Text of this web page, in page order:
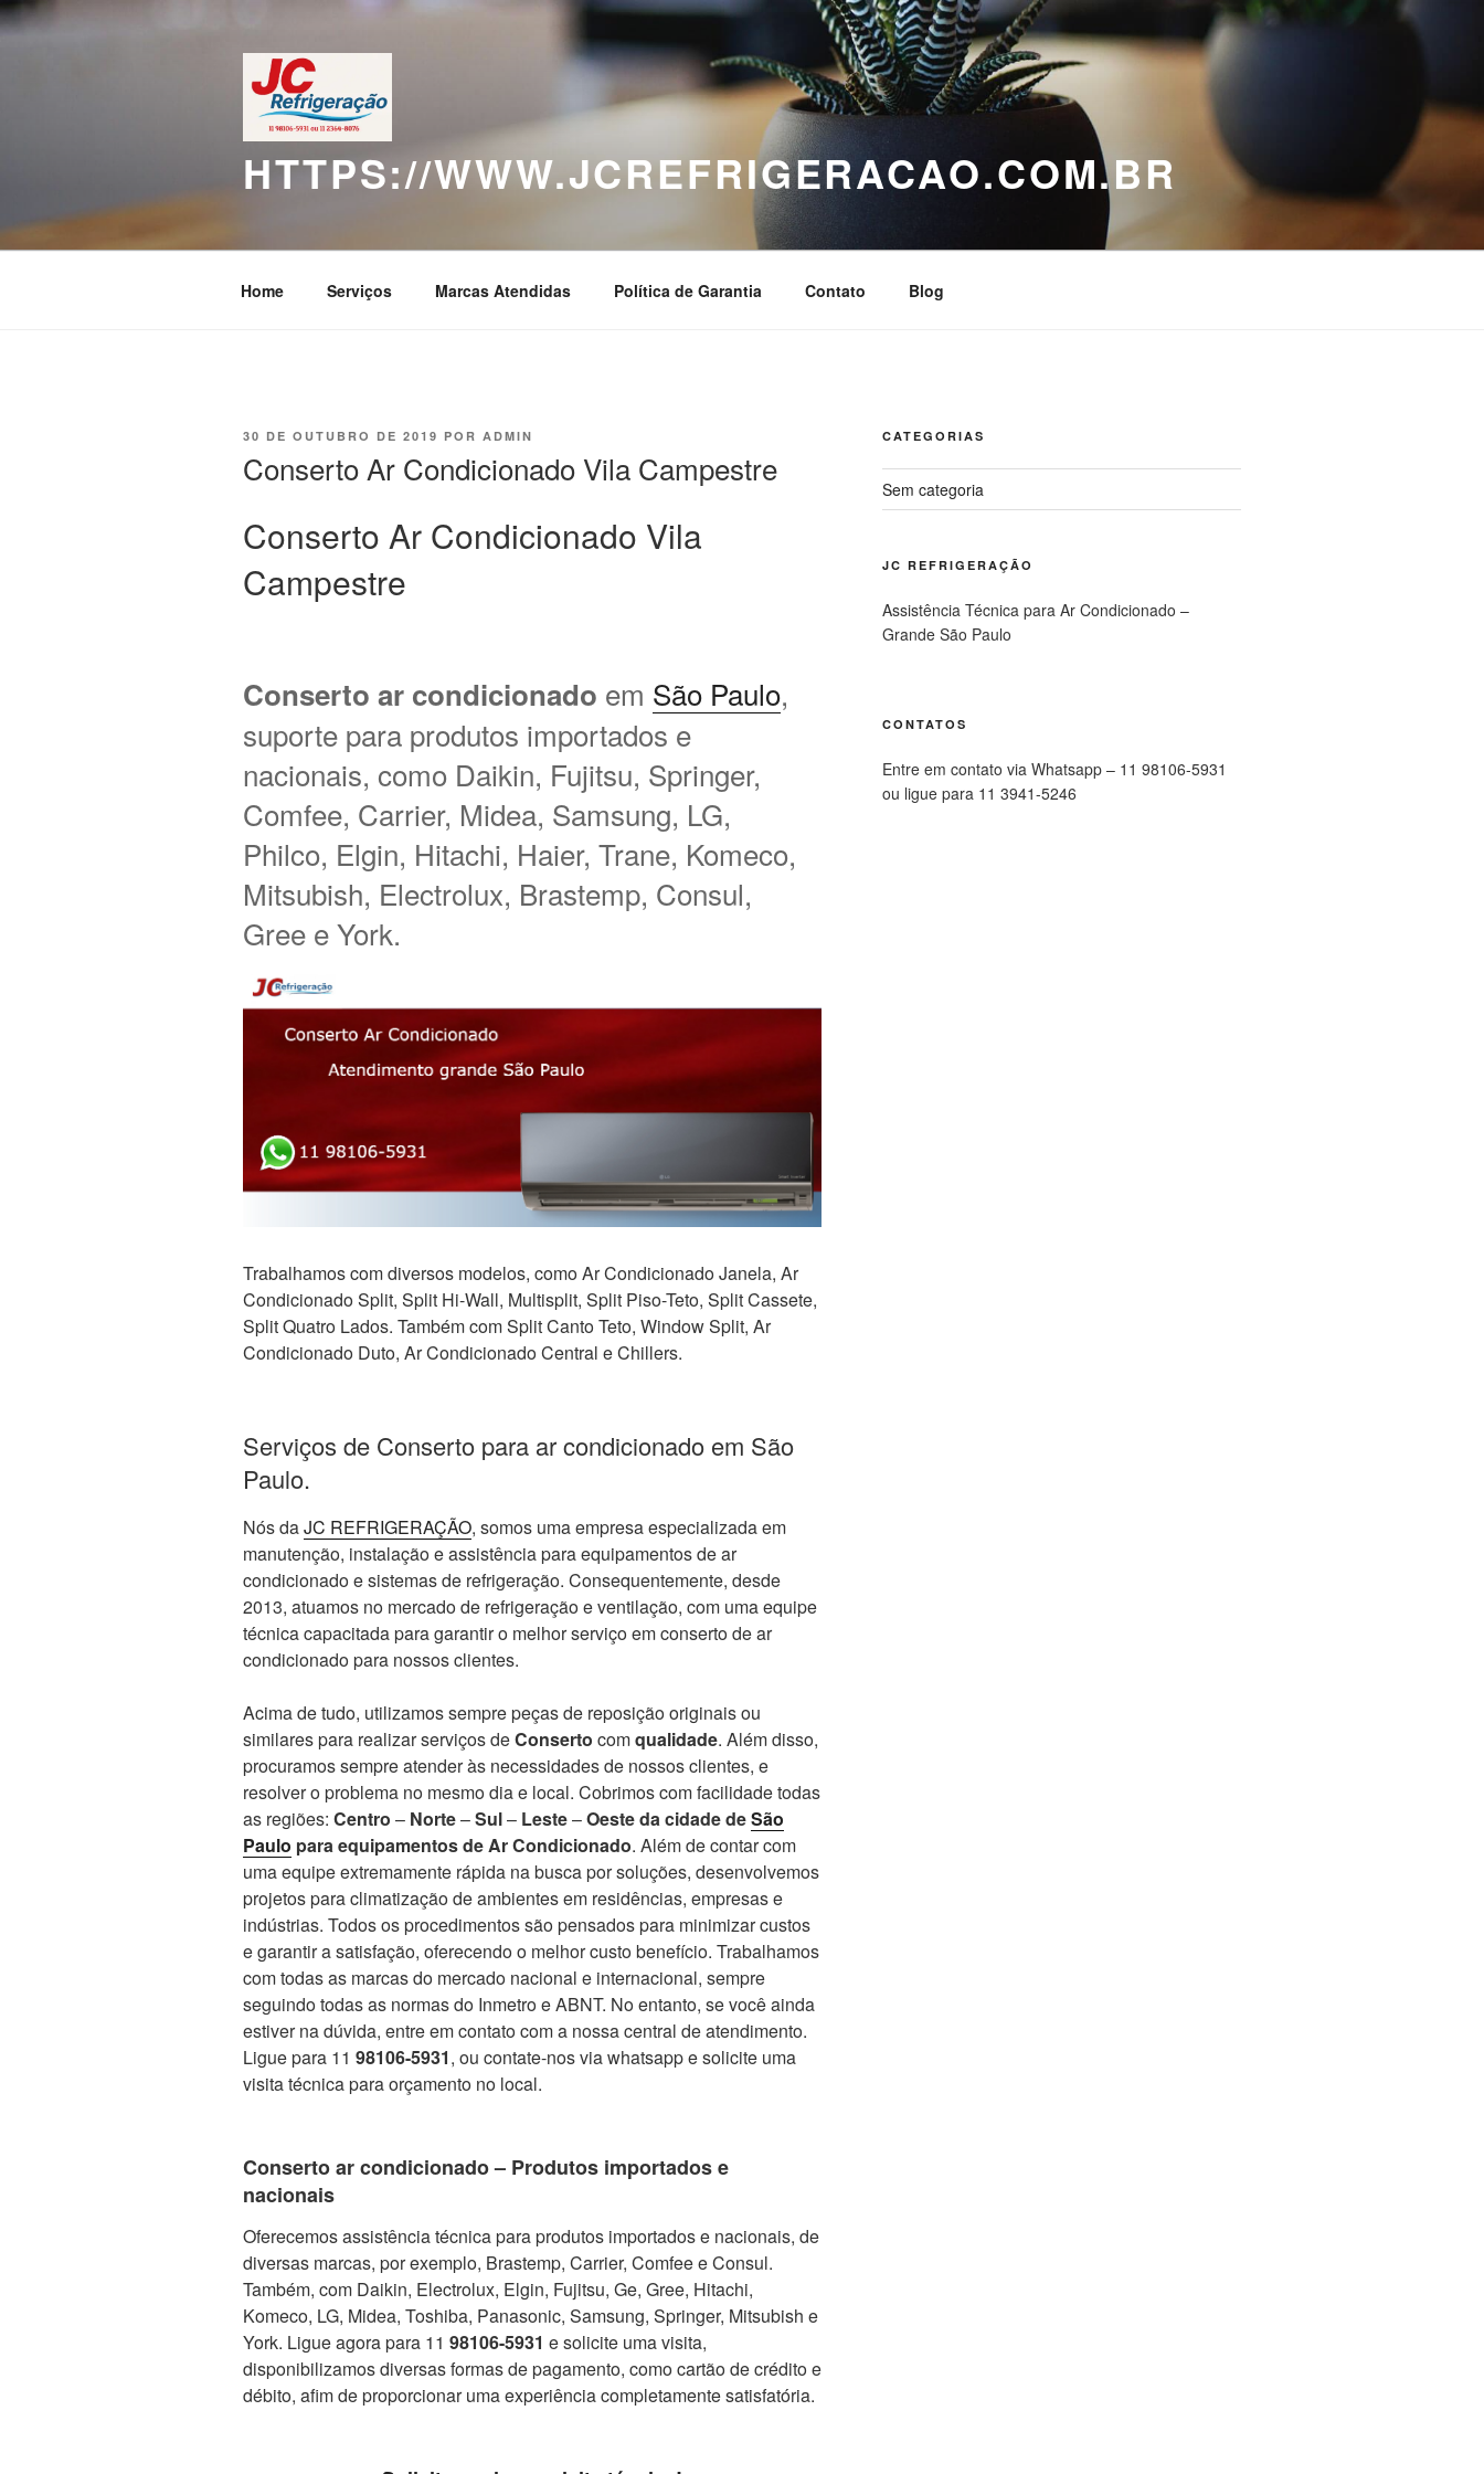
Pular
para
HTTPS://WWW.JCREFRIGERACAO.COM.BR
Home Serviços Marcas Atendidas Política de Garantia Contato Blog
PUBLICADO
30 DE OUTUBRO DE 2019 POR ADMIN
Conserto Ar Condicionado Vila Campestre
Conserto Ar Condicionado Vila
Campestre
Conserto ar condicionado em São Paulo,
suporte para produtos importados e
nacionais, como Daikin, Fujitsu, Springer,
Comfee, Carrier, Midea, Samsung, LG,
Philco, Elgin, Hitachi, Haier, Trane, Komeco,
Mitsubish, Electrolux, Brastemp, Consul,
Gree e York.
Trabalhamos com diversos modelos, como Ar Condicionado Janela, Ar
Condicionado Split, Split Hi-Wall, Multisplit, Split Piso-Teto, Split Cassete,
Split Quatro Lados. Também com Split Canto Teto, Window Split, Ar
Condicionado Duto, Ar Condicionado Central e Chillers.
Serviços de Conserto para ar condicionado em São
Paulo.
Nós daJC REFRIGERAÇÃO, somos uma empresa especializada em
manutenção, instalação e assistência para equipamentos de ar
condicionado e sistemas de refrigeração. Consequentemente, desde
2013, atuamos no mercado de refrigeração e ventilação, com uma equipe
técnica capacitada para garantir o melhor serviço em conserto de ar
condicionado para nossos clientes.
Acima de tudo, utilizamos sempre peças de reposição originais ou
similares para realizar serviços deConserto comqualidade. Além disso,
procuramos sempre atender às necessidades de nossos clientes, e
resolver o problema no mesmo dia e local. Cobrimos com facilidade todas
as regiões: Centro – Norte–Sul– Leste–Oeste da cidade deSão
Paulo para equipamentos de Ar Condicionado. Além de contar com
uma equipe extremamente rápida na busca por soluções, desenvolvemos
projetos para climatização de ambientes em residências, empresas e
indústrias. Todos os procedimentos são pensados para minimizar custos
e garantir a satisfação, oferecendo o melhor custo benefício. Trabalhamos
com todas as marcas do mercado nacional e internacional, sempre
seguindo todas as normas do Inmetro e ABNT. No entanto, se você ainda
estiver na dúvida, entre em contato com a nossa central de atendimento.
Ligue para 11 98106-5931, ou contate-nos via whatsapp e solicite uma
visita técnica para orçamento no local.
Conserto ar condicionado – Produtos importados e
nacionais
Oferecemos assistência técnica para produtos importados e nacionais, de
diversas marcas, por exemplo, Brastemp, Carrier, Comfee e Consul.
Também, com Daikin, Electrolux, Elgin, Fujitsu, Ge, Gree, Hitachi,
Komeco, LG, Midea, Toshiba, Panasonic, Samsung, Springer, Mitsubish e
York. Ligue agora para 11 98106-5931 e solicite uma visita,
disponibilizamos diversas formas de pagamento, como cartão de crédito e
débito, afim de proporcionar uma experiência completamente satisfatória.
CATEGORIAS
Sem categoria
JC REFRIGERAÇÃO
Assistência Técnica para Ar Condicionado –
Grande São Paulo
CONTATOS
Entre em contato via Whatsapp – 11 98106-5931
ou ligue para 11 3941-5246